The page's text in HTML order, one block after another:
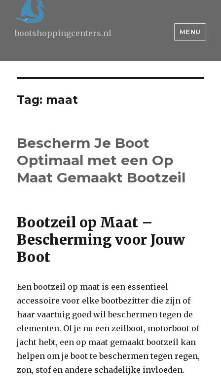
bootshoppingcenters.nl MENU
Tag: maat
Bescherm Je Boot
Optimaal met een Op
Maat Gemaakt Bootzeil
Bootzeil op Maat –
Bescherming voor Jouw
Boot
Een bootzeil op maat is een essentieel
accessoire voor elke bootbezitter die zijn of
haar vaartuig goed wil beschermen tegen de
elementen. Of je nu een zeilboot, motorboot of
jacht hebt, een op maat gemaakt bootzeil kan
helpen om je boot te beschermen tegen regen,
zon, stof en andere schadelijke invloeden.